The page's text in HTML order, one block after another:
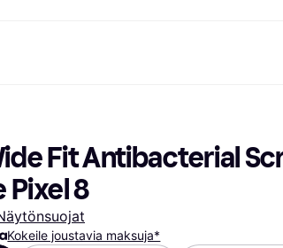
Saldo
Tilityypit
Säästötili
Talletustili
Puhelimet & Wearablet
Lapset ja Perhe
Moottorikuljetukset
Puutarha ja Patio
Keittiökoneet
Kodinkoneet
Fit Antibacterial
Pixel 8
Kokeile joustavia maksuja*